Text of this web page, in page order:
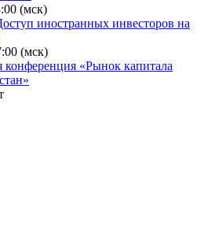
Cbonds Congress
стандарт инвестиций в
(мск)
иностранных инвесторов на
«Рынок капитала